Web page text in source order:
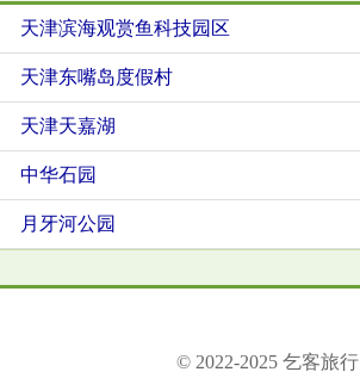
天津滨海观赏鱼科技园区
天津东嘴岛度假村
天津天嘉湖
中华石园
月牙河公园
© 2022-2025 乞客旅行